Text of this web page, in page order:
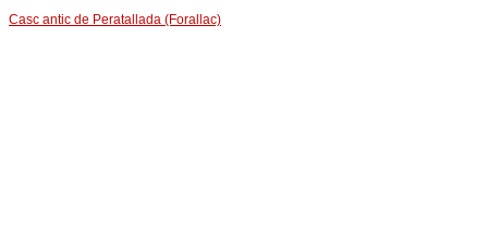
Casc antic de Peratallada (Forallac)